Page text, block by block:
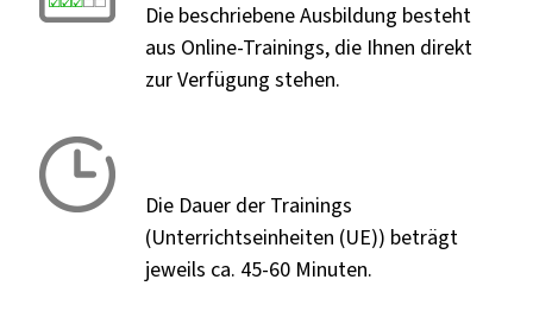
Die beschriebene Ausbildung besteht
aus Online-Trainings, die Ihnen direkt
zur Verfügung stehen.
Die Dauer der Trainings
(Unterrichtseinheiten (UE)) beträgt
jeweils ca. 45-60 Minuten.